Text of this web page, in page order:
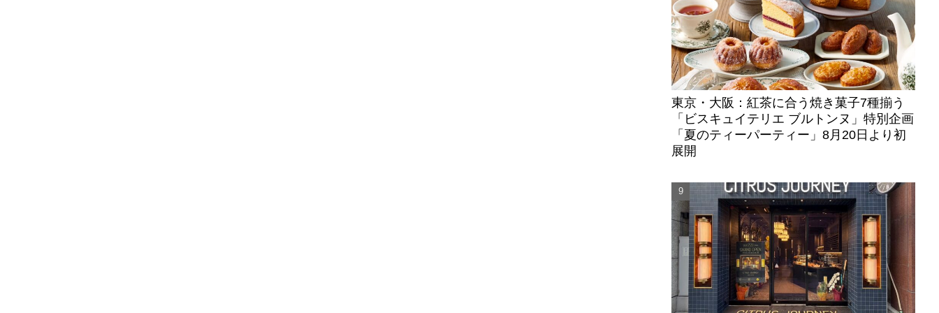
東京・大阪：紅茶に合う焼き菓子7種揃う
「ビスキュイテリエ ブルトンヌ」特別企画
「夏のティーパーティー」8月20日より初
展開